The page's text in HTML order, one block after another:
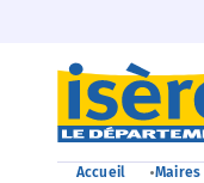
Accueil •Maires